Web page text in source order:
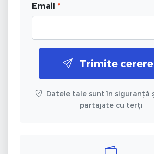
Email *
Trimite
Datele tale sunt în siguranță
partajate cu terți